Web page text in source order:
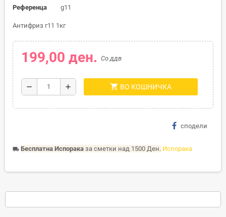
Референца g11
Антифриз г11 1кг
199,00 ден. Со ддв
remove add shopping_cart ВО КОШНИЧКА
сподели
local_shipping Бесплатна Испорака за сметки над 1500 Ден. Испорака